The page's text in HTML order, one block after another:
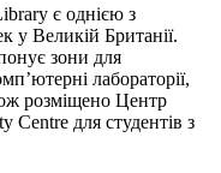
є однією з
у Великій Британії.
зони для
лабораторії,
розміщено Центр
Centre для студентів з